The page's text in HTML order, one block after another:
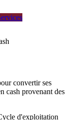
convertir ses
cash provenant des
d'exploitation